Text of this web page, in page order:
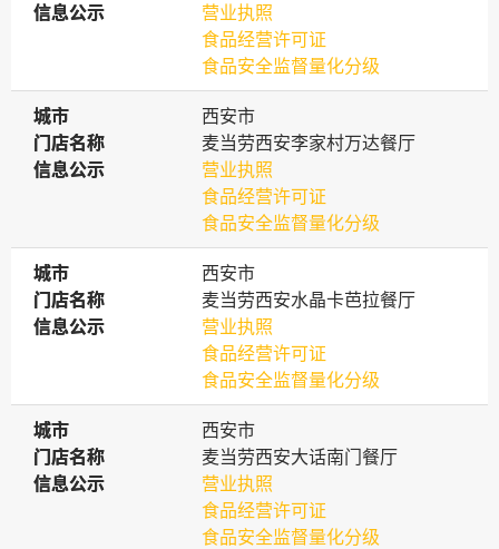
信息公示
信息公示
营业执照
食品经营许可证
食品安全监督量化分级
城市
城市
西安市
门店名称
门店名称
麦当劳西安李家村万达餐厅
信息公示
信息公示
营业执照
食品经营许可证
食品安全监督量化分级
城市
城市
西安市
门店名称
门店名称
麦当劳西安水晶卡芭拉餐厅
信息公示
信息公示
营业执照
食品经营许可证
食品安全监督量化分级
城市
城市
西安市
门店名称
门店名称
麦当劳西安大话南门餐厅
信息公示
信息公示
营业执照
食品经营许可证
食品安全监督量化分级